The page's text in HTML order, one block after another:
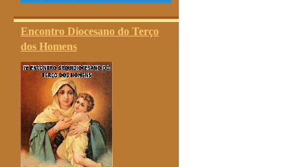
Encontro Diocesano do Terço
dos Homens